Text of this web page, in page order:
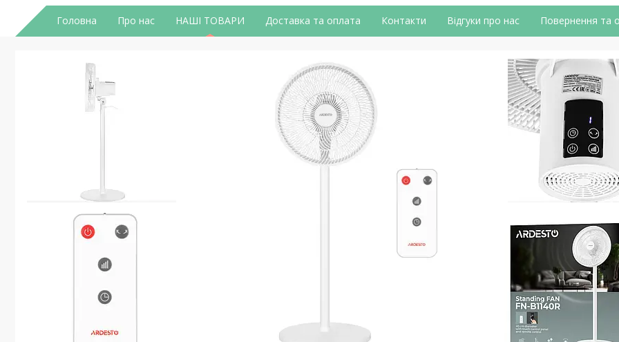
Головна Про нас НАШІ ТОВАРИ Доставка та оплата Контакти Відгуки про нас Повернення та